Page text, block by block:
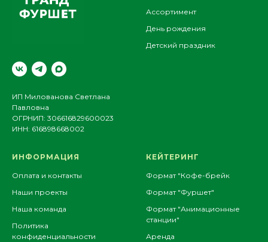
ИП Милованова Светлана
Павловна
ОГРНИП: 306616829600023
ИНН: 616898668002
Ассортимент
День рождения
Детский праздник
ИНФОРМАЦИЯ
Оплата и контакты
Наши проекты
Наша команда
Политика
конфиденциальности
КЕЙТЕРИНГ
Формат "Кофе-брейк
Формат "Фуршет"
Формат "Анимационные
станции"
Аренда